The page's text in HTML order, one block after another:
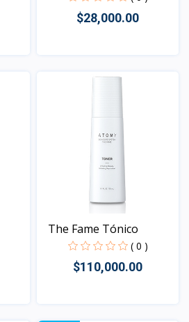
$28,000.00
The Fame Tónico
( 0 )
$110,000.00